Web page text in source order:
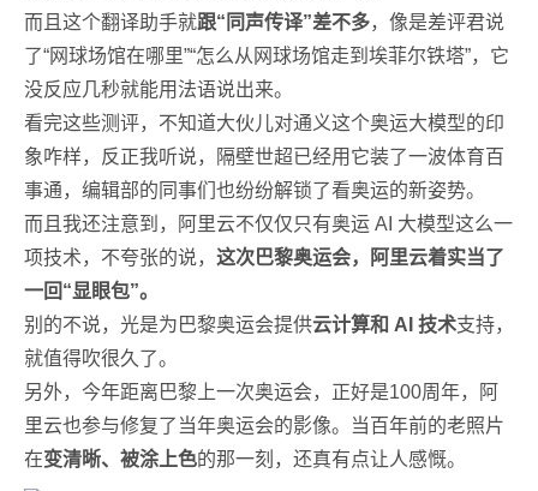
而且这个翻译助手就跟“同声传译”差不多，像是差评君说
了“网球场馆在哪里”“怎么从网球场馆走到埃菲尔铁塔”，它
没反应几秒就能用法语说出来。
看完这些测评，不知道大伙儿对通义这个奥运大模型的印
象咋样，反正我听说，隔壁世超已经用它装了一波体育百
事通，编辑部的同事们也纷纷解锁了看奥运的新姿势。
而且我还注意到，阿里云不仅仅只有奥运 AI 大模型这么一
项技术，不夸张的说， 这次巴黎奥运会，阿里云着实当了
一回“显眼包”。
别的不说，光是为巴黎奥运会提供云计算和 AI 技术支持，
就值得吹很久了。
另外，今年距离巴黎上一次奥运会，正好是100周年，阿
里云也参与修复了当年奥运会的影像。当百年前的老照片
在变清晰、被涂上色的那一刻，还真有点让人感慨。